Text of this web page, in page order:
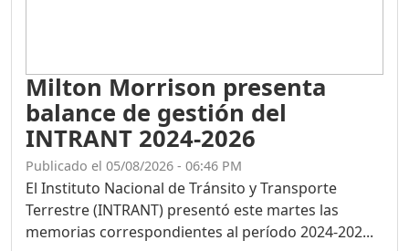
Milton Morrison presenta
balance de gestión del
INTRANT 2024-2026
Publicado el 05/08/2026 - 06:46 PM
El Instituto Nacional de Tránsito y Transporte
Terrestre (INTRANT) presentó este martes las
memorias correspondientes al período 2024-202...